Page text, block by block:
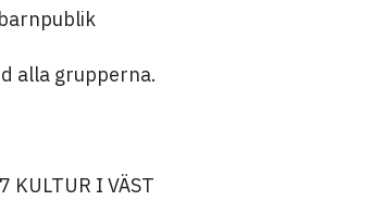
alla grupperna.
KULTUR I VÄST